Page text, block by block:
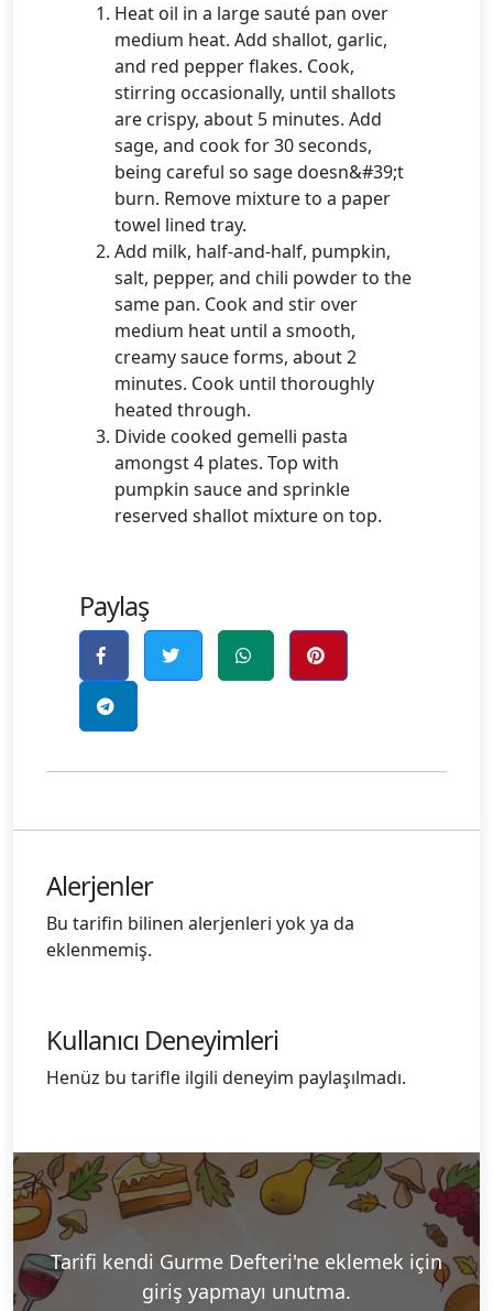
Heat oil in a large sauté pan over
medium heat. Add shallot, garlic,
and red pepper flakes. Cook,
stirring occasionally, until shallots
are crispy, about 5 minutes. Add
sage, and cook for 30 seconds,
being careful so sage doesn&#39;t
burn. Remove mixture to a paper
towel lined tray.
Add milk, half-and-half, pumpkin,
salt, pepper, and chili powder to the
same pan. Cook and stir over
medium heat until a smooth,
creamy sauce forms, about 2
minutes. Cook until thoroughly
heated through.
Divide cooked gemelli pasta
amongst 4 plates. Top with
pumpkin sauce and sprinkle
reserved shallot mixture on top.
Paylaş
Alerjenler
Bu tarifin bilinen alerjenleri yok ya da
eklenmemiş.
Kullanıcı Deneyimleri
Henüz bu tarifle ilgili deneyim paylaşılmadı.
Tarifi kendi Gurme Defteri'ne eklemek için
giriş yapmayı unutma.